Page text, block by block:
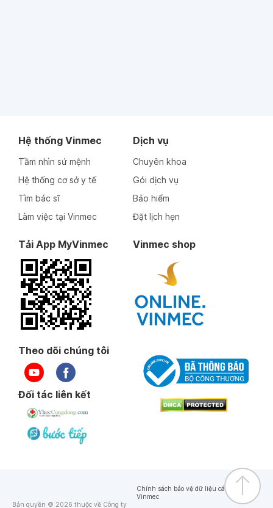
Hệ thống Vinmec
Tầm nhìn sứ mệnh
Hệ thống cơ sở y tế
Tìm bác sĩ
Làm việc tại Vinmec
Dịch vụ
Chuyên khoa
Gói dịch vụ
Bảo hiểm
Đặt lịch hẹn
Tải App MyVinmec Vinmec shop
Theo dõi chúng tôi
Đối tác liên kết
Bản quyền © 2026 thuộc về Công ty
Chính sách bảo vệ dữ liệu cá nhân của
Vinmec